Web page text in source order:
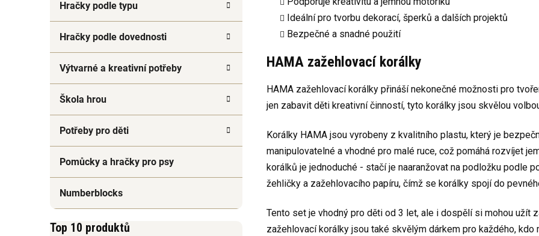
Hračky podle typu
Hračky podle dovednosti
Výtvarné a kreativní potřeby
Škola hrou
Potřeby pro děti
Pomůcky a hračky pro psy
Numberblocks
Top 10 produktů
Ideální pro tvorbu dekorací, šperků a dalších projektů
Bezpečné a snadné použití
HAMA zažehlovací korálky
HAMA zažehlovací korálky přináší nekonečné možnosti pro
jen zabavit děti kreativní činností, tyto korálky jsou skvělou
Korálky HAMA jsou vyrobeny z kvalitního plastu, který je
manipulovatelné a vhodné pro malé ruce, což pomáhá rozvíjet
korálků je jednoduché - stačí je naaranžovat na podložku podle
žehličky a zažehlovacího papíru, čímž se korálky spojí do
Tento set je vhodný pro děti od 3 let, ale i dospělí si mohou užít
zažehlovací korálky jsou také skvělým dárkem pro každého,